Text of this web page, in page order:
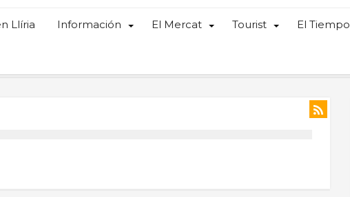
Llíria Información El Mercat Tourist El Tiempo